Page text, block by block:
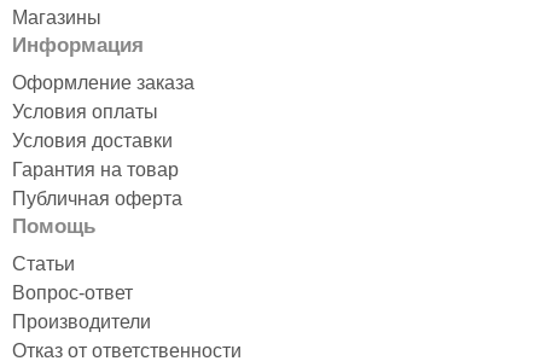
Магазины
Информация
Оформление заказа
Условия оплаты
Условия доставки
Гарантия на товар
Публичная оферта
Помощь
Статьи
Вопрос-ответ
Производители
Отказ от ответственности